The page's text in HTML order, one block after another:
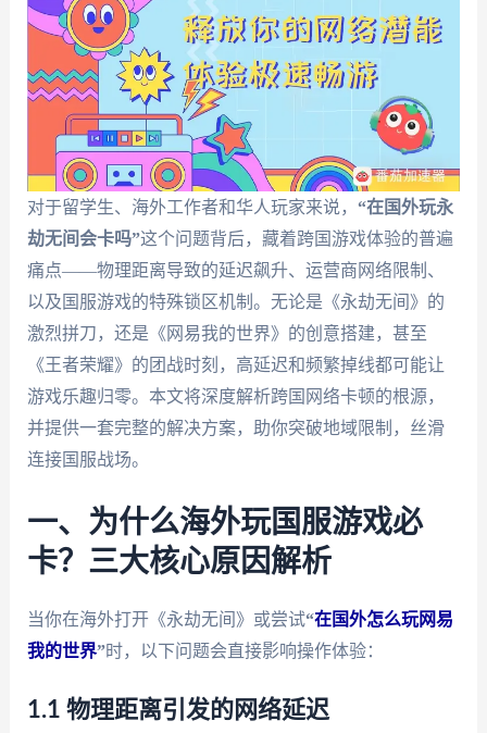
对于留学生、海外工作者和华人玩家来说， “在国外玩永
劫无间会卡吗”这个问题背后，藏着跨国游戏体验的普遍
痛点——物理距离导致的延迟飙升、运营商网络限制、
以及国服游戏的特殊锁区机制。无论是《永劫无间》的
激烈拼刀，还是《网易我的世界》的创意搭建，甚至
《王者荣耀》的团战时刻，高延迟和频繁掉线都可能让
游戏乐趣归零。本文将深度解析跨国网络卡顿的根源，
并提供一套完整的解决方案，助你突破地域限制，丝滑
连接国服战场。
一、为什么海外玩国服游戏必
卡？三大核心原因解析
当你在海外打开《永劫无间》或尝试“在国外怎么玩网易
我的世界”时，以下问题会直接影响操作体验：
1.1 物理距离引发的网络延迟